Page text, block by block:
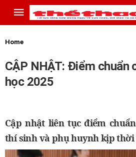
Home
CẬP NHẬT: Điểm chuẩn
học 2025
Cập nhật liên tục điểm
thí sinh và phụ huynh kịp thời